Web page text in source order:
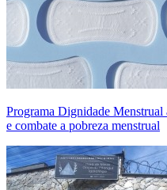
Programa Dignidade Menstrual
e combate a pobreza menstrual